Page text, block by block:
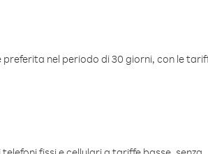
nel periodo di 30 giorni, con le